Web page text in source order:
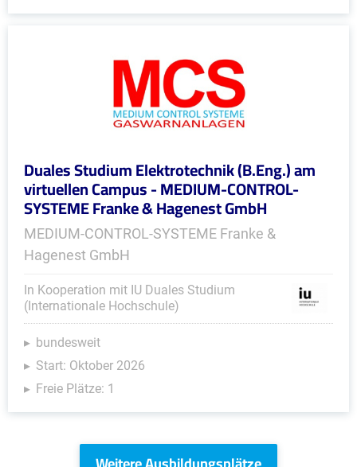
Duales Studium Elektrotechnik (B.Eng.) am
virtuellen Campus - MEDIUM-CONTROL-
SYSTEME Franke & Hagenest GmbH
MEDIUM-CONTROL-SYSTEME Franke &
Hagenest GmbH
In Kooperation mit IU Duales Studium
(Internationale Hochschule)
bundesweit
Start: Oktober 2026
Freie Plätze: 1